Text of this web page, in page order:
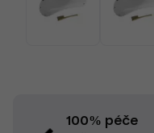
100% péče